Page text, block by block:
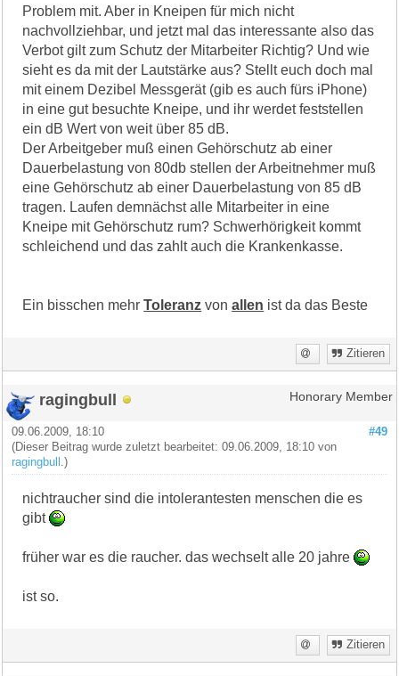
Problem mit. Aber in Kneipen für mich nicht
nachvollziehbar, und jetzt mal das interessante also das
Verbot gilt zum Schutz der Mitarbeiter Richtig? Und wie
sieht es da mit der Lautstärke aus? Stellt euch doch mal
mit einem Dezibel Messgerät (gib es auch fürs iPhone)
in eine gut besuchte Kneipe, und ihr werdet feststellen
ein dB Wert von weit über 85 dB.
Der Arbeitgeber muß einen Gehörschutz ab einer
Dauerbelastung von 80db stellen der Arbeitnehmer muß
eine Gehörschutz ab einer Dauerbelastung von 85 dB
tragen. Laufen demnächst alle Mitarbeiter in eine
Kneipe mit Gehörschutz rum? Schwerhörigkeit kommt
schleichend und das zahlt auch die Krankenkasse.
Ein bisschen mehrToleranz vonallen ist da das Beste
Zitieren
ragingbull Honorary Member
#49
09.06.2009, 18:10
(Dieser Beitrag wurde zuletzt bearbeitet: 09.06.2009, 18:10 von
ragingbull
.)
nichtraucher sind die intolerantesten menschen die es
gibt
früher war es die raucher. das wechselt alle 20 jahre
ist so.
Zitieren